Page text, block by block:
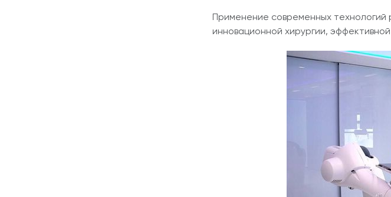
Применение современных технологий
инновационной хирургии,